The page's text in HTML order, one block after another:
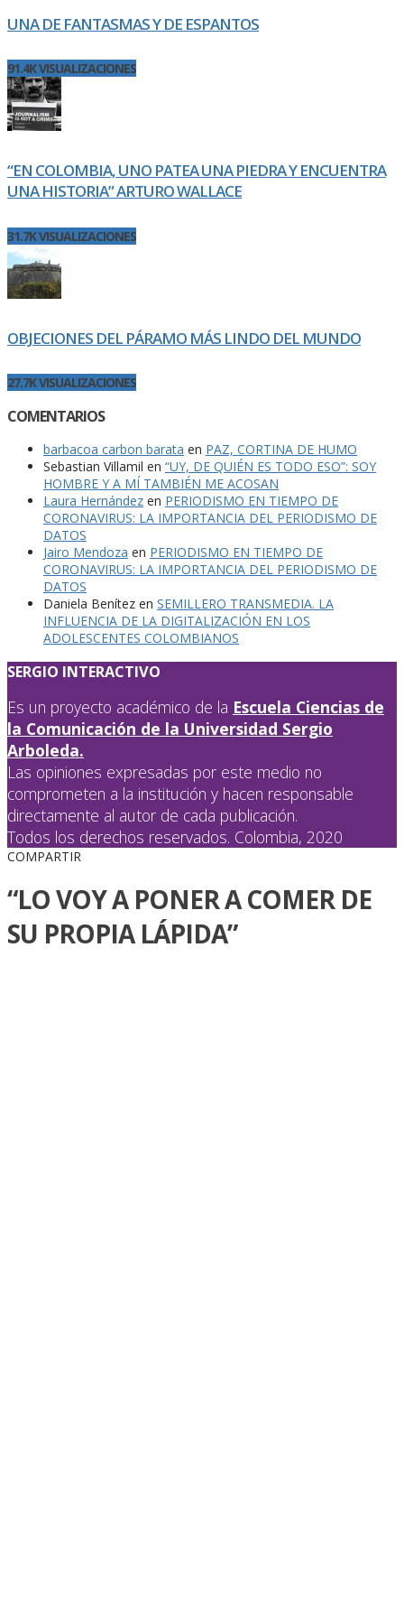
UNA DE FANTASMAS Y DE ESPANTOS
91.4K VISUALIZACIONES
“EN COLOMBIA, UNO PATEA UNA PIEDRA Y ENCUENTRA
UNA HISTORIA” ARTURO WALLACE
31.7K VISUALIZACIONES
OBJECIONES DEL PÁRAMO MÁS LINDO DEL MUNDO
27.7K VISUALIZACIONES
COMENTARIOS
barbacoa carbon barata en PAZ, CORTINA DE HUMO
Sebastian Villamil en “UY, DE QUIÉN ES TODO ESO”: SOY
HOMBRE Y A MÍ TAMBIÉN ME ACOSAN
Laura Hernández en PERIODISMO EN TIEMPO DE
CORONAVIRUS: LA IMPORTANCIA DEL PERIODISMO DE
DATOS
Jairo Mendoza en PERIODISMO EN TIEMPO DE
CORONAVIRUS: LA IMPORTANCIA DEL PERIODISMO DE
DATOS
Daniela Benítez en SEMILLERO TRANSMEDIA. LA
INFLUENCIA DE LA DIGITALIZACIÓN EN LOS
ADOLESCENTES COLOMBIANOS
SERGIO INTERACTIVO
Es un proyecto académico de la Escuela Ciencias de
la Comunicación de la Universidad Sergio
Arboleda.
Las opiniones expresadas por este medio no
comprometen a la institución y hacen responsable
directamente al autor de cada publicación.
Todos los derechos reservados. Colombia, 2020
COMPARTIR
“LO VOY A PONER A COMER DE
SU PROPIA LÁPIDA”